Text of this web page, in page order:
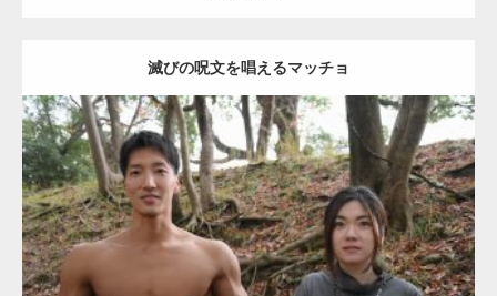
滅びの呪文を唱えるマッチョ
Update:2021.07.8
Category:公園のマッチョ その他 AKIHITO(細マッチョ) 大胸筋 腹筋
ダウンロード
【TV】TBS番組「ひるおび」にてマッスルプ
ラスが紹介されま…
TOKYO FMラジオ番組「ONE MORNING」
で紹介さ…